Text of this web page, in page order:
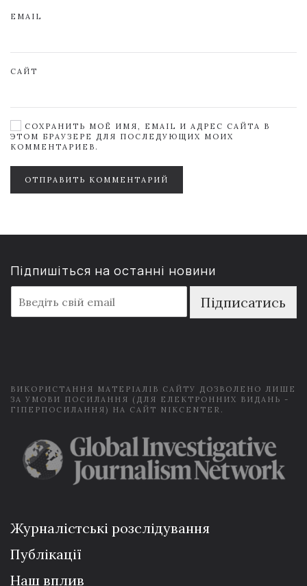
EMAIL
САЙТ
СОХРАНИТЬ МОЁ ИМЯ, EMAIL И АДРЕС САЙТА В
ЭТОМ БРАУЗЕРЕ ДЛЯ ПОСЛЕДУЮЩИХ МОИХ
КОММЕНТАРИЕВ.
ОТПРАВИТЬ КОММЕНТАРИЙ
Підпишіться на останні новини
m
a
Підписатись
ВИКОРИСТАННЯ МАТЕРІАЛІВ САЙТУ ДОЗВОЛЕНО ЛИШЕ
ЗА УМОВИ ПОСИЛАННЯ (ДЛЯ ЕЛЕКТРОННИХ ВИДАНЬ -
ГІПЕРПОСИЛАННЯ) НА САЙТ NIKCENTER.
Журналістські розслідування
Публікації
Наш вплив